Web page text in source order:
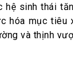
hệ sinh thái
hóa mục tiêu
và thịnh